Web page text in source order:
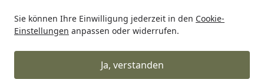
Sie können Ihre Einwilligung jederzeit in den Cookie-
Einstellungen anpassen oder widerrufen.
Ja, verstanden
Startseite
Alles für den Garten Terrassendach Stegplatten für
T&J Polycarbonat H-Profil für
Stegplatten 10 mm